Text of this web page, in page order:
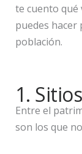
te cuento qué
puedes hacer
población.
1.
Entre el
son los que